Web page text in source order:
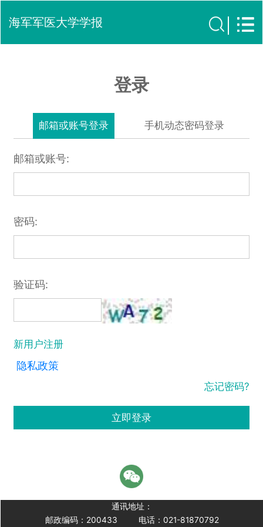
海军军医大学学报
登录
邮箱或账号登录 手机动态密码登录
邮箱或账号:
密码:
验证码:
新用户注册
隐私政策
忘记密码?
立即登录
通讯地址：
邮政编码：200433
电话：021-81870792